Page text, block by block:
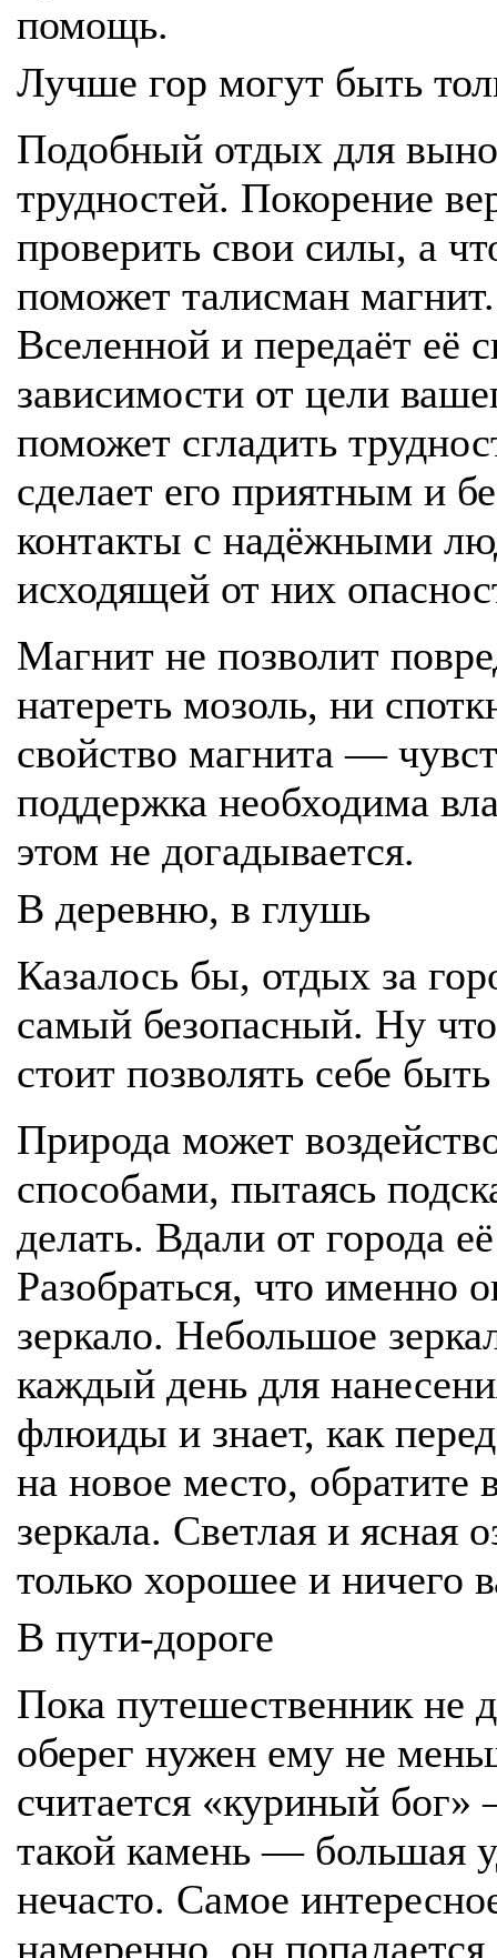
помощь.
Лучше гор могут быть
Подобный отдых для
трудностей. Покорение
проверить свои силы, а
поможет талисман
Вселенной и передаёт её
зависимости от цели
поможет сгладить
сделает его приятным и
контакты с надёжными
исходящей от них
Магнит не позволит
натереть мозоль, ни
свойство магнита —
поддержка необходима
этом не догадывается.
В деревню, в глушь
Казалось бы, отдых за
самый безопасный. Ну
стоит позволять себе
Природа может
способами, пытаясь
делать. Вдали от города
Разобраться, что именно
зеркало. Небольшое
каждый день для
флюиды и знает, как
на новое место, обратите
зеркала. Светлая и ясная
только хорошее и ничего
В пути-дороге
Пока путешественник не
оберег нужен ему не
считается «куриный
такой камень — большая
нечасто. Самое
намеренно, он